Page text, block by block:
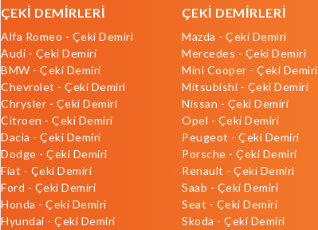
ÇEKİ DEMİRLERİ
Alfa Romeo - Çeki Demiri
Audi - Çeki Demiri
BMW - Çeki Demiri
Chevrolet - Çeki Demiri
Chrysler - Çeki Demiri
Citroen - Çeki Demiri
Dacia - Çeki Demiri
Dodge - Çeki Demiri
Fiat - Çeki Demiri
Ford - Çeki Demiri
Honda - Çeki Demiri
Hyundai - Çeki Demiri
ÇEKİ DEMİRLERİ
Mazda - Çeki Demiri
Mercedes - Çeki Demiri
Mini Cooper - Çeki Demiri
Mitsubishi - Çeki Demiri
Nissan - Çeki Demiri
Opel - Çeki Demiri
Peugeot - Çeki Demiri
Porsche - Çeki Demiri
Renault - Çeki Demiri
Saab - Çeki Demiri
Seat - Çeki Demiri
Skoda - Çeki Demiri